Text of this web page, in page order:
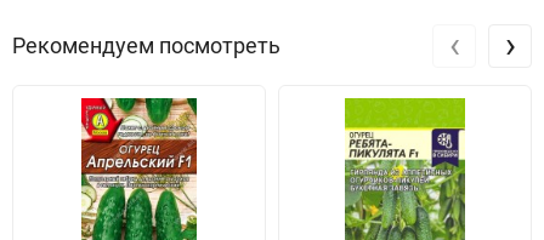
Рекомендуем посмотреть ‹ ›